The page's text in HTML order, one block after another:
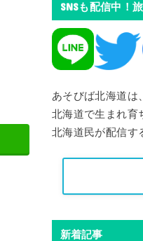
SNSも配信中！
あそびば北海道は、
北海道で生まれ育
北海道民が配信す
新着記事